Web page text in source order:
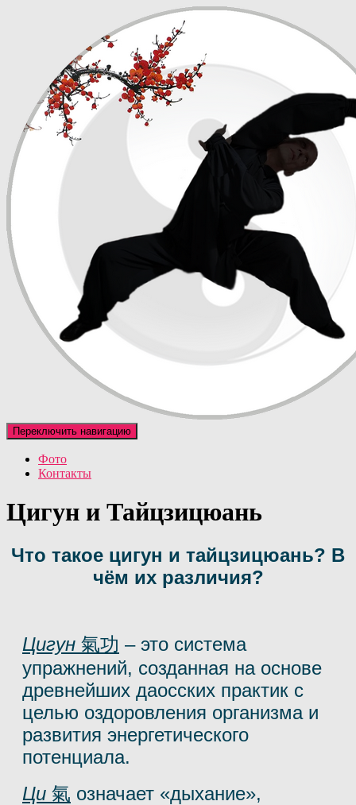
Переключить навигацию
Фото
Контакты
Цигун и Тайцзицюань
Что такое цигун и тайцзицюань? В
чём их различия?
Цигун 氣功 – это система
упражнений, созданная на основе
древнейших даосских практик с
целью оздоровления организма и
развития энергетического
потенциала.
Ци 氣 означает «дыхание»,